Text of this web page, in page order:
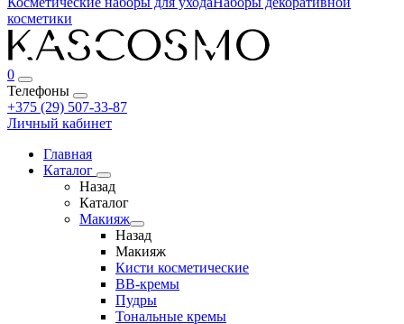
косметики
0
Телефоны
+375 (29) 507-33-87
Личный кабинет
Главная
Каталог
Назад
Каталог
Макияж
Назад
Макияж
Кисти косметические
BB-кремы
Пудры
Тональные кремы